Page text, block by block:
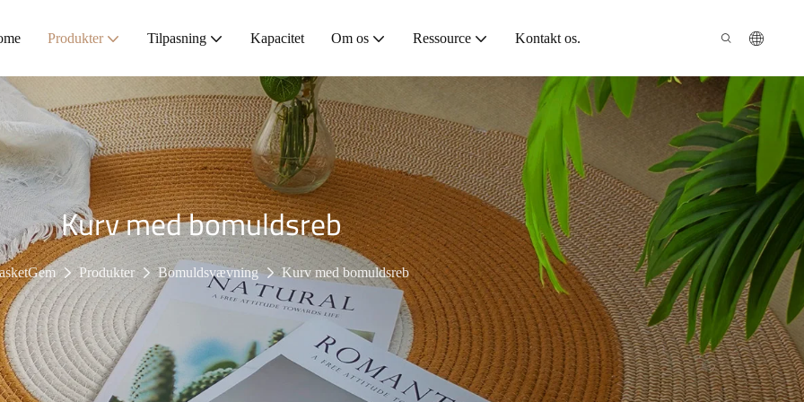
Produkter Tilpasning Kapacitet Om os Ressource Kontakt os.
Kurv med bomuldsreb
Produkter Bomuldsvævning Kurv med bomuldsreb